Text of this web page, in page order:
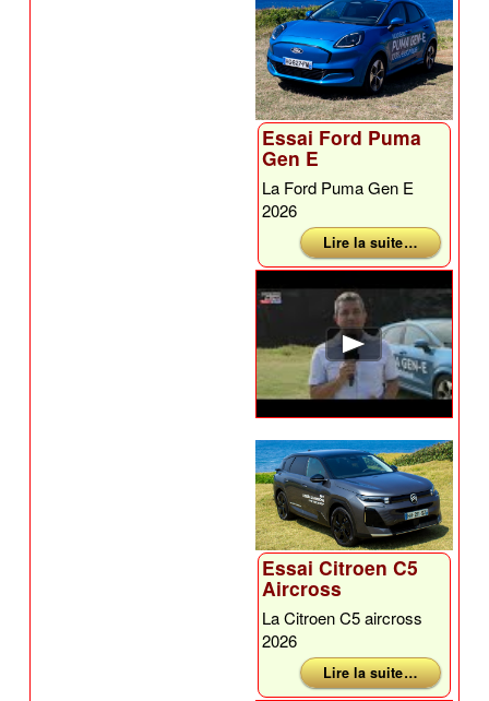
Essai Ford Puma
Gen E
La Ford Puma Gen E
2026
Lire la suite …
Essai Citroen C5
Aircross
La Citroen C5 aircross
2026
Lire la suite …